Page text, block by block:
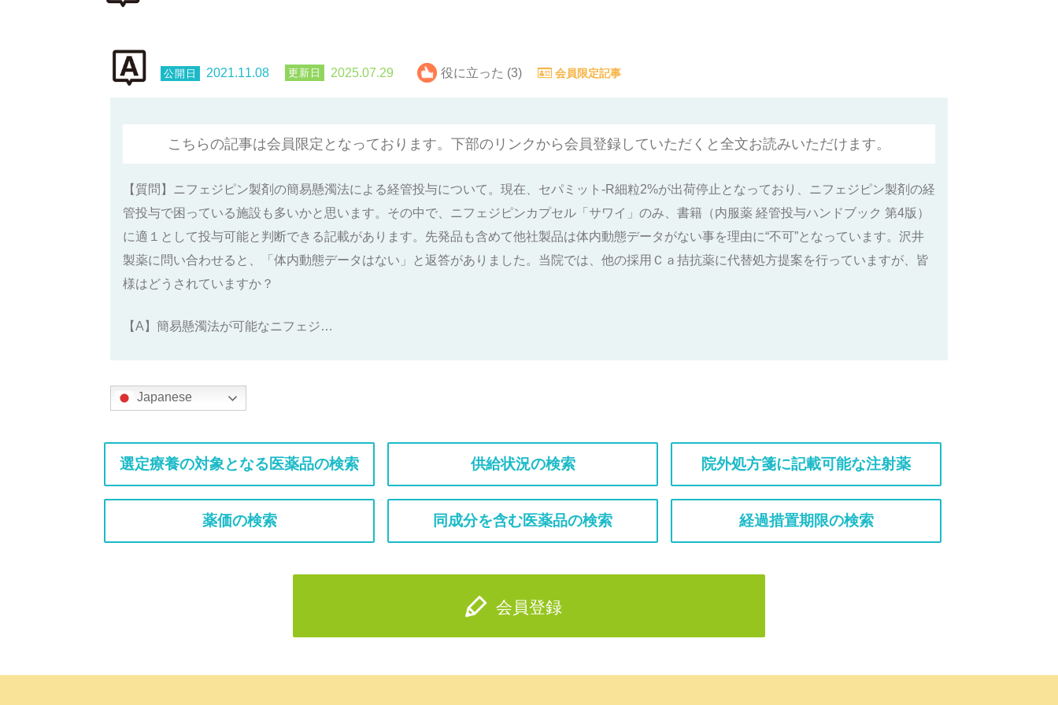
2021.11.08 2025.07.29 役に立った (3) 会員限定記事
こちらの記事は会員限定となっております。下部のリンクから会員登録していただくと全文お読みいただけます。
【質問】ニフェジピン製剤の簡易懸濁法による経管投与について。現在、セパミット-R細粒2%が出荷停止となっており、ニフェジピン製剤の経
管投与で困っている施設も多いかと思います。その中で、ニフェジピンカプセル「サワイ」のみ、書籍（内服薬 経管投与ハンドブック 第4版）
に適１として投与可能と判断できる記載があります。先発品も含めて他社製品は体内動態データがない事を理由に“不可”となっています。沢井
製薬に問い合わせると、「体内動態データはない」と返答がありました。当院では、他の採用Ｃａ拮抗薬に代替処方提案を行っていますが、皆
様はどうされていますか？
【A】簡易懸濁法が可能なニフェジ…
Japanese
選定療養の対象となる医薬品の検索 供給状況の検索 院外処方箋に記載可能な注射薬
薬価の検索 同成分を含む医薬品の検索 経過措置期限の検索
会員登録